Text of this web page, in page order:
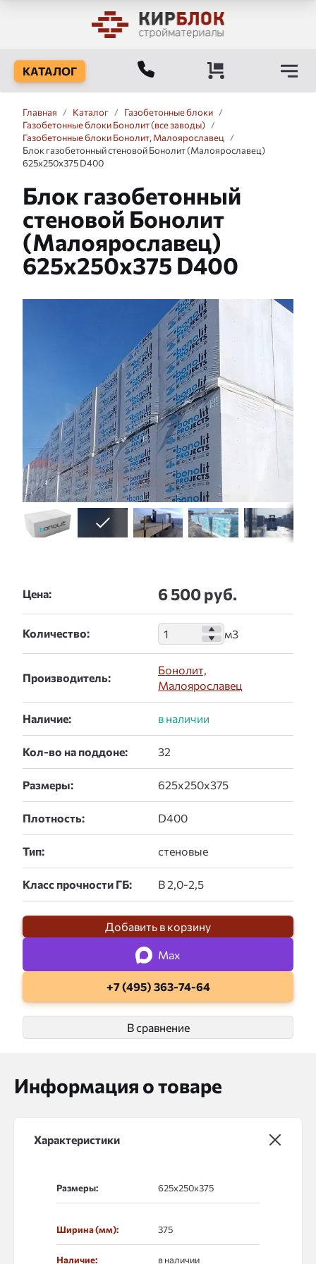
КАТАЛОГ
Главная / Каталог / Газобетонные блоки /
Газобетонные блоки Бонолит (все заводы) /
Газобетонные блоки Бонолит, Малоярославец
/
Блок газобетонный стеновой Бонолит (Малоярославец)
625x250x375 D400
Блок газобетонный
стеновой Бонолит
(Малоярославец)
625x250x375 D400
Цена: 6 500 руб.
Количество:
Производитель:
Бонолит,
Малоярославец
Наличие:
Кол-во на поддоне:
Размеры:
Плотность:
Тип:
Класс прочности ГБ:
Добавить в корзину
Max
+7 (495) 363-74-64
В сравнение
Информация о товаре
Характеристики
Размеры:
Ширина (мм): 375
Наличие: в наличии